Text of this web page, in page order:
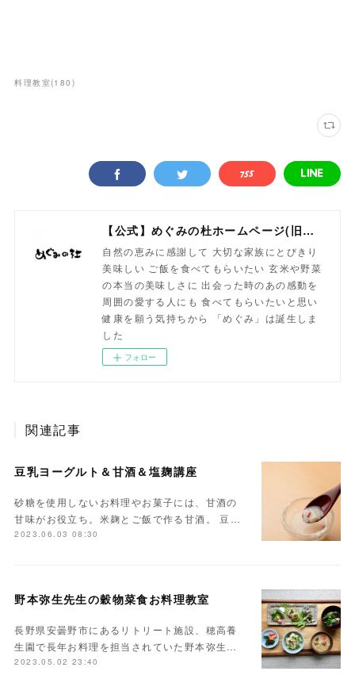
料理教室(180 )
【公式】めぐみの杜ホームページ(旧自然食工房）
自然の恵みに感謝して 大切な家族にとびきり
美味しい ご飯を食べてもらいたい 玄米や野菜
の本当の美味しさに 出会った時のあの感動を
周囲の愛する人にも 食べてもらいたいと思い
健康を願う気持ちから 「めぐみ」は誕生しま
した
フォロー
関連記事
豆乳ヨーグルト＆甘酒＆塩麹講座
砂糖を使用しないお料理やお菓子には、甘酒の
甘味がお役立ち。米麹とご飯で作る甘酒。 豆…
2023.06.03 08:30
野本弥生先生の穀物菜食お料理教室
長野県安曇野市にあるリトリート施設、穂高養
生園で長年お料理を担当されていた野本弥生…
2023.05.02 23:40